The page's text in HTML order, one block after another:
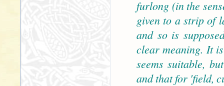
furlong (in the
given to a strip of
and so is
clear meaning. It
seems suitable,
and that for 'field,